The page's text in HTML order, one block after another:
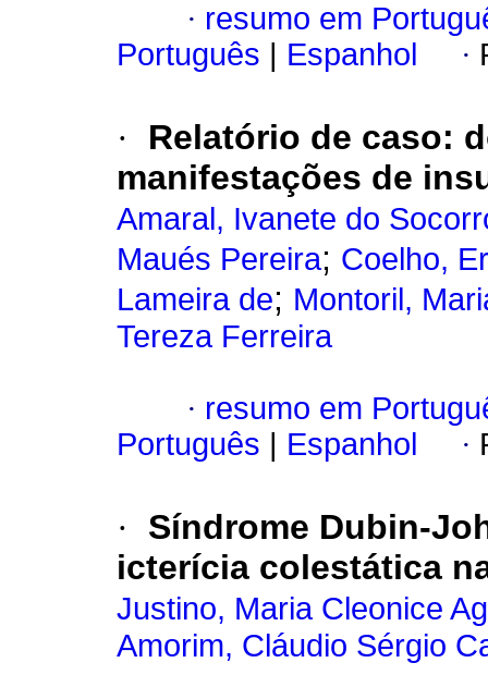
· resumo em
Português
Espanhol ·
· Relatório de caso:
manifestações de
Amaral, Ivanete do
Maués Pereira; Coelho,
Lameira de; Montoril,
Tereza Ferreira
· resumo em
Português
Espanhol ·
·
Síndrome Dubin-
icterícia colestática
Justino, Maria Cleonice
Amorim, Cláudio Sérgio